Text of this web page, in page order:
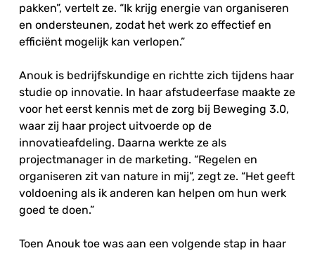
pakken”, vertelt ze. “Ik krijg energie van organiseren
en ondersteunen, zodat het werk zo effectief en
efficiënt mogelijk kan verlopen.”
Anouk is bedrijfskundige en richtte zich tijdens haar
studie op innovatie. In haar afstudeerfase maakte ze
voor het eerst kennis met de zorg bij Beweging 3.0,
waar zij haar project uitvoerde op de
innovatieafdeling. Daarna werkte ze als
projectmanager in de marketing. “Regelen en
organiseren zit van nature in mij”, zegt ze. “Het geeft
voldoening als ik anderen kan helpen om hun werk
goed te doen.”
Toen Anouk toe was aan een volgende stap in haar